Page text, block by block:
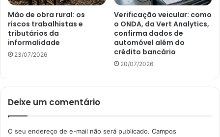
Mão de obra rural: os
riscos trabalhistas e
tributários da
informalidade
23/07/2026
Verificação veicular: como
o ONDA, da Vert Analytics,
confirma dados de
automóvel além do
crédito bancário
20/07/2026
Deixe um comentário
O seu endereço de e-mail não será publicado. Campos